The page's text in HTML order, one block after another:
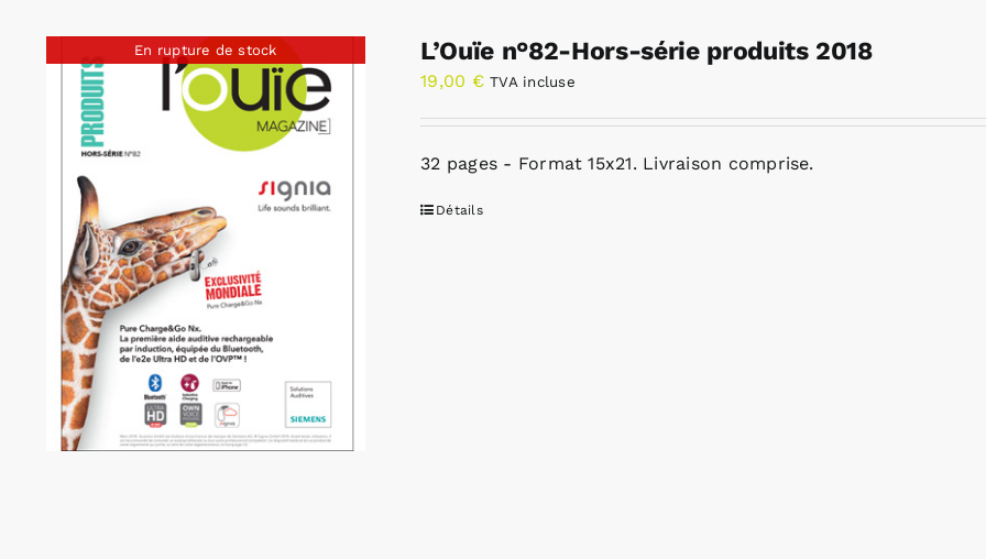
En rupture de stock L’Ouïe n°82-Hors-série produits 2018
19,00 € TVA incluse
32 pages - Format 15x21. Livraison comprise.
Détails